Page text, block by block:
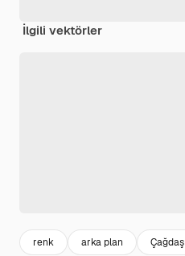
İlgili vektörler
renk arka plan Çağdaş